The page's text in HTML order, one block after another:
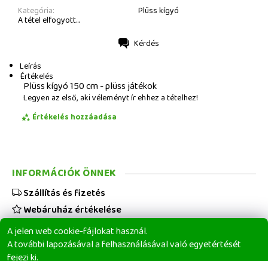
Kategória: Plüss kígyó
A tétel elfogyott...
Kérdés
Leírás
Értékelés
Plüss kígyó 150 cm - plüss játékok
Legyen az első, aki véleményt ír ehhez a tételhez!
Értékelés hozzáadása
A jelen web cookie-fájlokat használ.
A további lapozásával a felhasználásával való egyetértését
fejezi ki.
INFORMÁCIÓK ÖNNEK
Szállítás és fizetés
Webáruház értékelése
Viszonteladóknak
Üzleti feltételek